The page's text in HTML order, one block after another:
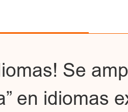
Se
en idiomas